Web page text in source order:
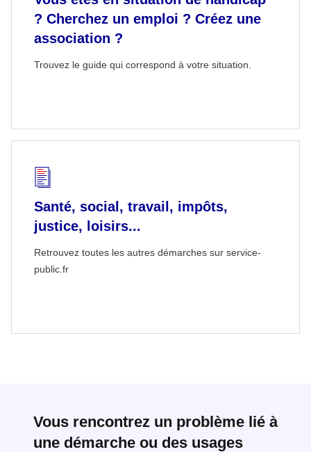
? Cherchez un emploi ? Créez une
association ?
Trouvez le guide qui correspond à votre situation.
Santé, social, travail, impôts,
justice, loisirs...
Retrouvez toutes les autres démarches sur service-
public.fr
Vous rencontrez un problème lié à
une démarche ou des usages